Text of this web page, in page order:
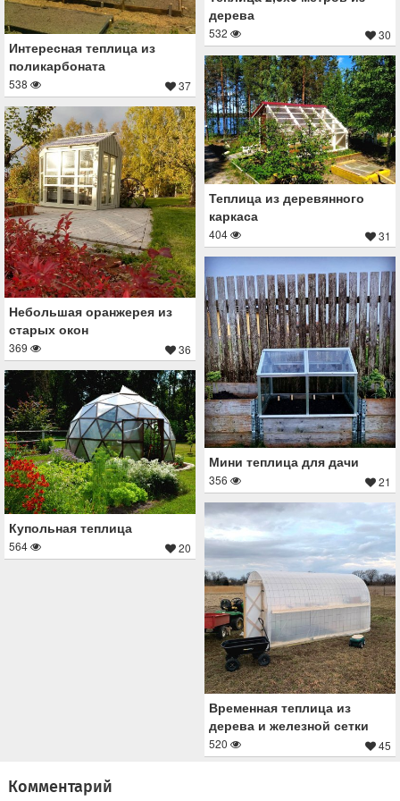
дерева
532 30
Интересная теплица из
поликарбоната
538 37
Теплица из деревянного
каркаса
404 31
Небольшая оранжерея из
старых окон
369 36
Мини теплица для дачи
356 21
Купольная теплица
564 20
Временная теплица из
дерева и железной сетки
520 45
Комментарий